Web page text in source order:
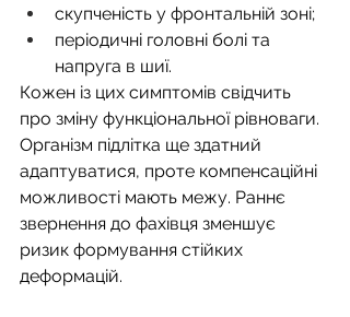
скупченість у фронтальній зоні;
періодичні головні болі та
напруга в шиї.
Кожен із цих симптомів свідчить
про зміну функціональної рівноваги.
Організм підлітка ще здатний
адаптуватися, проте компенсаційні
можливості мають межу. Раннє
звернення до фахівця зменшує
ризик формування стійких
деформацій.